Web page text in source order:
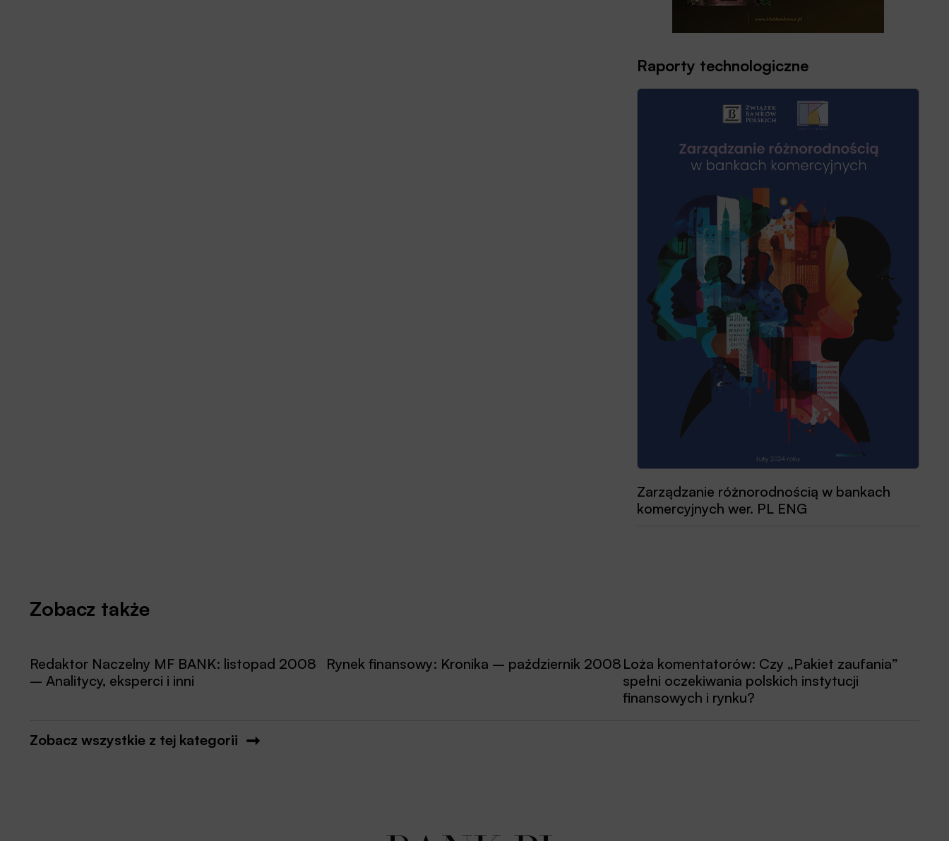
Raporty technologiczne
Zarządzanie różnorodnością w bankach
komercyjnych wer. PL ENG
Zobacz także
Redaktor Naczelny MF BANK: listopad 2008
– Analitycy, eksperci i inni
Rynek finansowy: Kronika – październik 2008 Loża komentatorów: Czy „Pakiet zaufania”
spełni oczekiwania polskich instytucji
finansowych i rynku?
Zobacz wszystkie z tej kategorii